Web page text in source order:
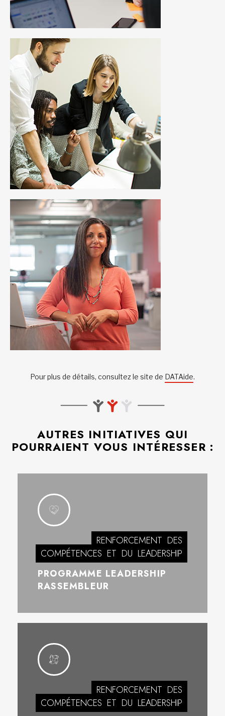
Pour plus de détails, consultez le site de DATAide.
AUTRES INITIATIVES QUI
POURRAIENT VOUS INTÉRESSER :
RENFORCEMENT DES
COMPÉTENCES ET DU LEADERSHIP
PROGRAMME LEADERSHIP
RASSEMBLEUR
RENFORCEMENT DES
COMPÉTENCES ET DU LEADERSHIP